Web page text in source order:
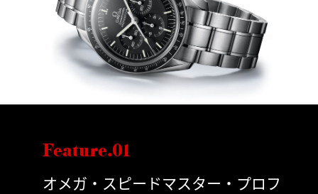
Feature.01
オメガ・スピードマスター・プロフ